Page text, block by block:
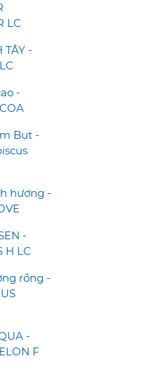
LC
TÂY -
-
Bụt -
hương -
-
H LC
rồng -
-
F